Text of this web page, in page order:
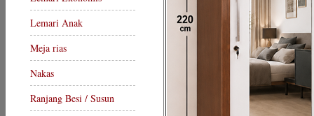
Lemari Anak
Meja rias
Nakas
Ranjang Besi / Susun